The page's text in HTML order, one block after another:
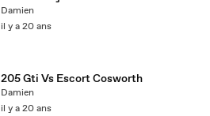
Damien
il y a 20 ans
205 Gti Vs Escort Cosworth
Damien
il y a 20 ans